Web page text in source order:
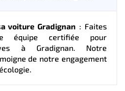
voiture Gradignan : Faites
équipe certifiée pour
à Gradignan. Notre
de notre engagement